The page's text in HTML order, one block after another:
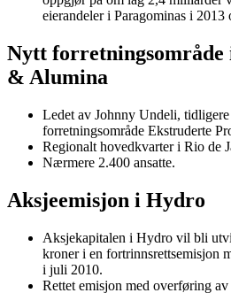
eierandeler i Paragominas i 2013
Nytt
& Alumina
Ledet av Johnny Undeli,
forretningsområde Ekstruderte
Regionalt hovedkvarter i Rio de
Nærmere 2.400 ansatte.
Aksjeemisjon i Hydro
Aksjekapitalen i Hydro vil bli
kroner i en fortrinnsrettsemisjon
i juli 2010.
Rettet emisjon med overføring